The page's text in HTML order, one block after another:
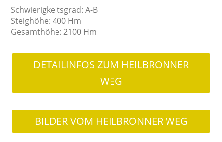
Schwierigkeitsgrad: A-B
Steighöhe: 400 Hm
Gesamthöhe: 2100 Hm
DETAILINFOS ZUM HEILBRONNER
WEG
BILDER VOM HEILBRONNER WEG